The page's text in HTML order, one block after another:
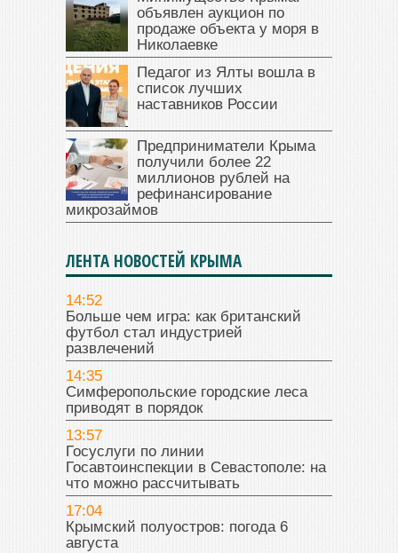
объявлен аукцион по
продаже объекта у моря в
Николаевке
Педагог из Ялты вошла в
список лучших
наставников России
Предприниматели Крыма
получили более 22
миллионов рублей на
рефинансирование
микрозаймов
ЛЕНТА НОВОСТЕЙ КРЫМА
14:52
Больше чем игра: как британский
футбол стал индустрией
развлечений
14:35
Симферопольские городские леса
приводят в порядок
13:57
Госуслуги по линии
Госавтоинспекции в Севастополе: на
что можно рассчитывать
17:04
Крымский полуостров: погода 6
августа